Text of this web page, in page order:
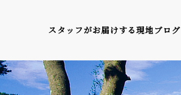
スタッフがお届けする現地ブログ